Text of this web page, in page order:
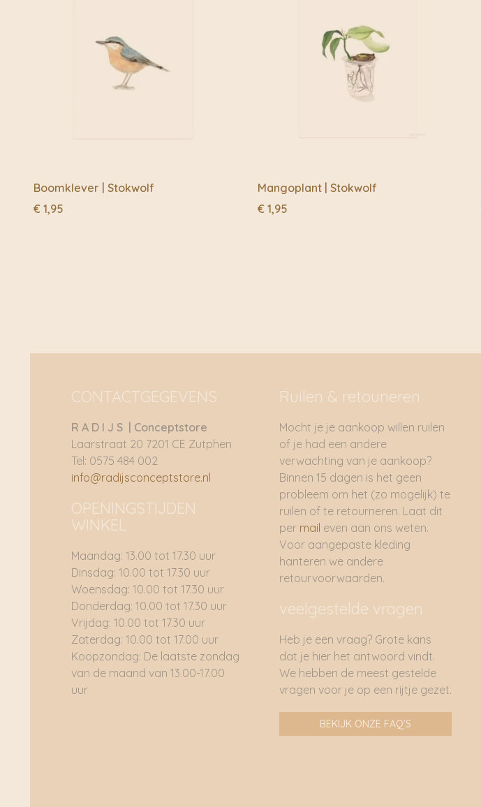
Boomklever | Stokwolf
€ 1,95
Mangoplant | Stokwolf
€ 1,95
CONTACTGEGEVENS
R A D I J S | Conceptstore
Laarstraat 20 7201 CE Zutphen
Tel: 0575 484 002
info@radijsconceptstore.nl
OPENINGSTIJDEN
WINKEL
Maandag: 13.00 tot 17.30 uur
Dinsdag: 10.00 tot 17.30 uur
Woensdag: 10.00 tot 17.30 uur
Donderdag: 10.00 tot 17.30 uur
Vrijdag: 10.00 tot 17.30 uur
Zaterdag: 10.00 tot 17.00 uur
Koopzondag: De laatste zondag
van de maand van 13.00-17.00
uur
Ruilen & retouneren
Mocht je je aankoop willen ruilen
of je had een andere
verwachting van je aankoop?
Binnen 15 dagen is het geen
probleem om het (zo mogelijk) te
ruilen of te retourneren. Laat dit
permail even aan ons weten.
Voor aangepaste kleding
hanteren we andere
retourvoorwaarden.
veelgestelde vragen
Heb je een vraag? Grote kans
dat je hier het antwoord vindt.
We hebben de meest gestelde
vragen voor je op een rijtje gezet.
BEKIJK ONZE FAQ'S